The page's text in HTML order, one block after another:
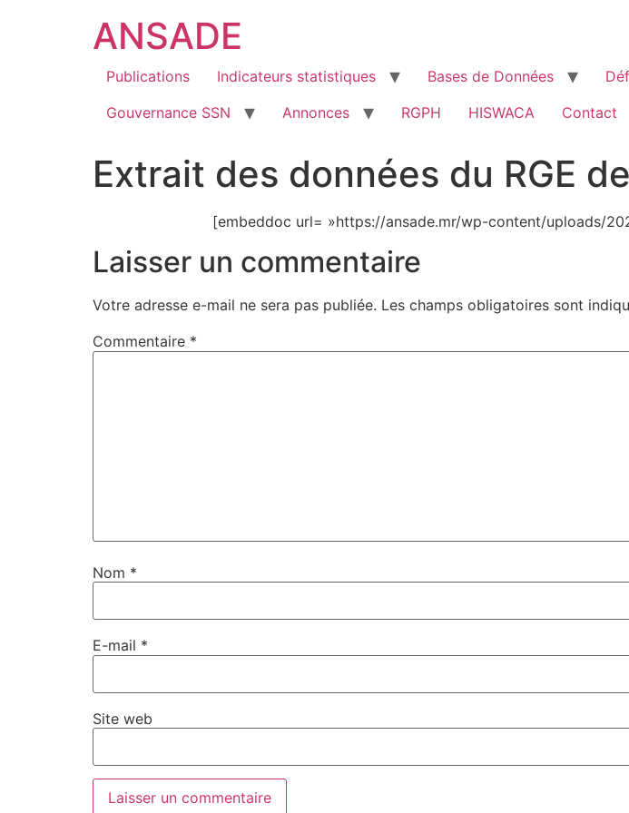
ANSADE
Publications Indicateurs statistiques Bases de Données
Gouvernance SSN
Annonces RGPH HISWACA Contact
Extrait des données du RGE
[embeddoc url= »https://ansade.mr/wp-content/uploads/
Laisser un commentaire
Votre adresse e-mail ne sera pas publiée. Les champs obligatoires sont
Commentaire *
Nom *
E-mail *
Site web